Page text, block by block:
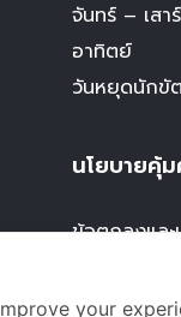
จันทร์ – เสาร์
อาทิตย์
วันหยุดนักขั
นโยบายคุ้
ข้อตกลงและ
การคุ้มครอ
your